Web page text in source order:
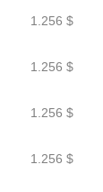
1.256 $
1.256 $
1.256 $
1.256 $